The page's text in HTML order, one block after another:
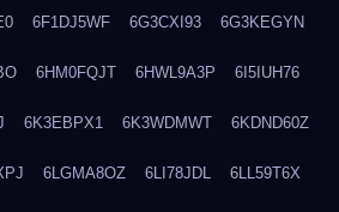
6F1DJ5WF 6G3CXI93 6G3KEGYN
6HM0FQJT 6HWL9A3P 6I5IUH76
6K3EBPX1 6K3WDMWT 6KDND60Z
6LGMA8OZ 6LI78JDL 6LL59T6X